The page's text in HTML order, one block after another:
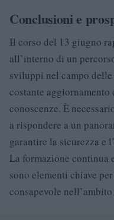
Conclusioni e
Il corso del 13 giugno
all’interno di un
sviluppi nel campo
costante
conoscenze. È
a rispondere a un
garantire la sicurezza e
La formazione continua
sono elementi chiave
consapevole